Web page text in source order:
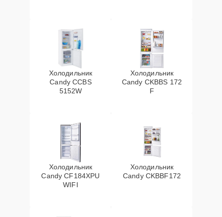
Холодильник
Candy CCBS
5152W
Холодильник
Candy CKBBS 172
F
Холодильник
Candy CF184XPU
WIFI
Холодильник
Candy CKBBF172